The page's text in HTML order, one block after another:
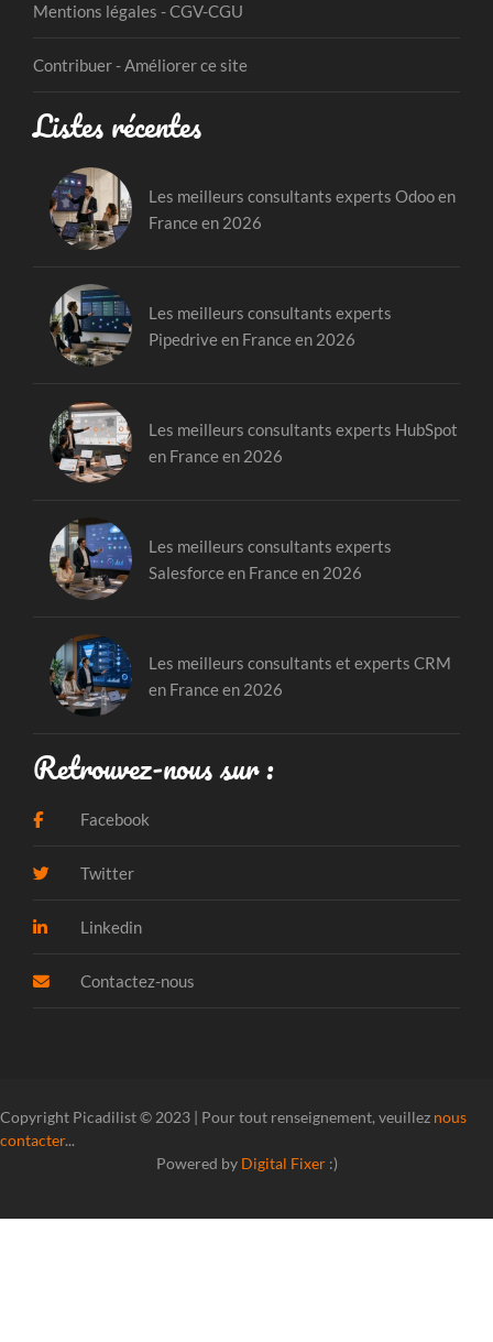
Mentions légales - CGV-CGU
Contribuer - Améliorer ce site
Listes récentes
Les meilleurs consultants experts Odoo en
France en 2026
Les meilleurs consultants experts
Pipedrive en France en 2026
Les meilleurs consultants experts HubSpot
en France en 2026
Les meilleurs consultants experts
Salesforce en France en 2026
Les meilleurs consultants et experts CRM
en France en 2026
Retrouvez-nous sur :
Facebook
Twitter
Linkedin
Contactez-nous
Copyright Picadilist © 2023 | Pour tout renseignement, veuillez nous
contacter...
Powered by Digital Fixer:)